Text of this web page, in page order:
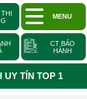
MENU
CT BẢO
HÀNH
UY TÍN TOP 1